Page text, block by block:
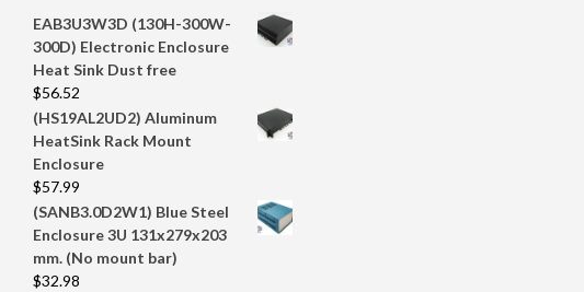
EAB3U3W3D (130H-300W-
300D) Electronic Enclosure
Heat Sink Dust free
$56.52
(HS19AL2UD2) Aluminum
HeatSink Rack Mount
Enclosure
$57.99
(SANB3.0D2W1) Blue Steel
Enclosure 3U 131x279x203
mm. (No mount bar)
$32.98